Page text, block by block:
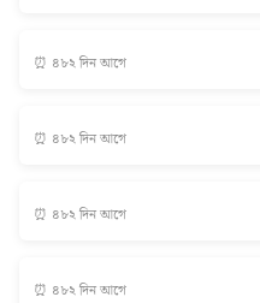
⏰ ৪৮২ দিন আগে
⏰ ৪৮২ দিন আগে
⏰ ৪৮২ দিন আগে
⏰ ৪৮২ দিন আগে